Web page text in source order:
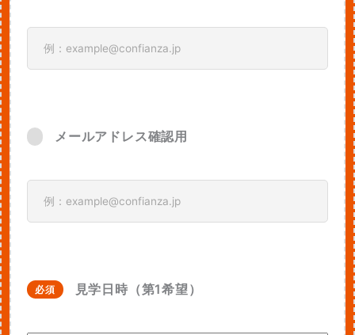
メールアドレス確認用
必須 見学日時（第1希望）